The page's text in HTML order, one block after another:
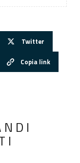
Twitter
Copia link